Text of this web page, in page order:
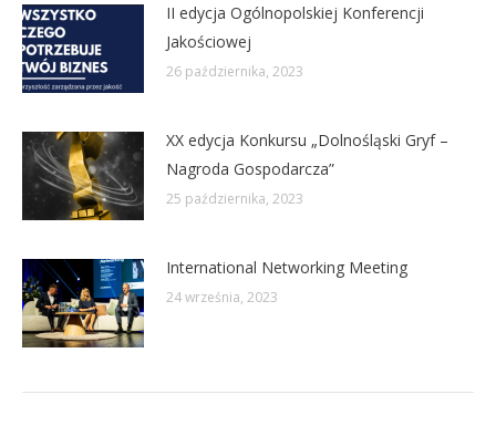
II edycja Ogólnopolskiej Konferencji
Jakościowej
26 października, 2023
XX edycja Konkursu „Dolnośląski Gryf –
Nagroda Gospodarcza”
25 października, 2023
International Networking Meeting
24 września, 2023